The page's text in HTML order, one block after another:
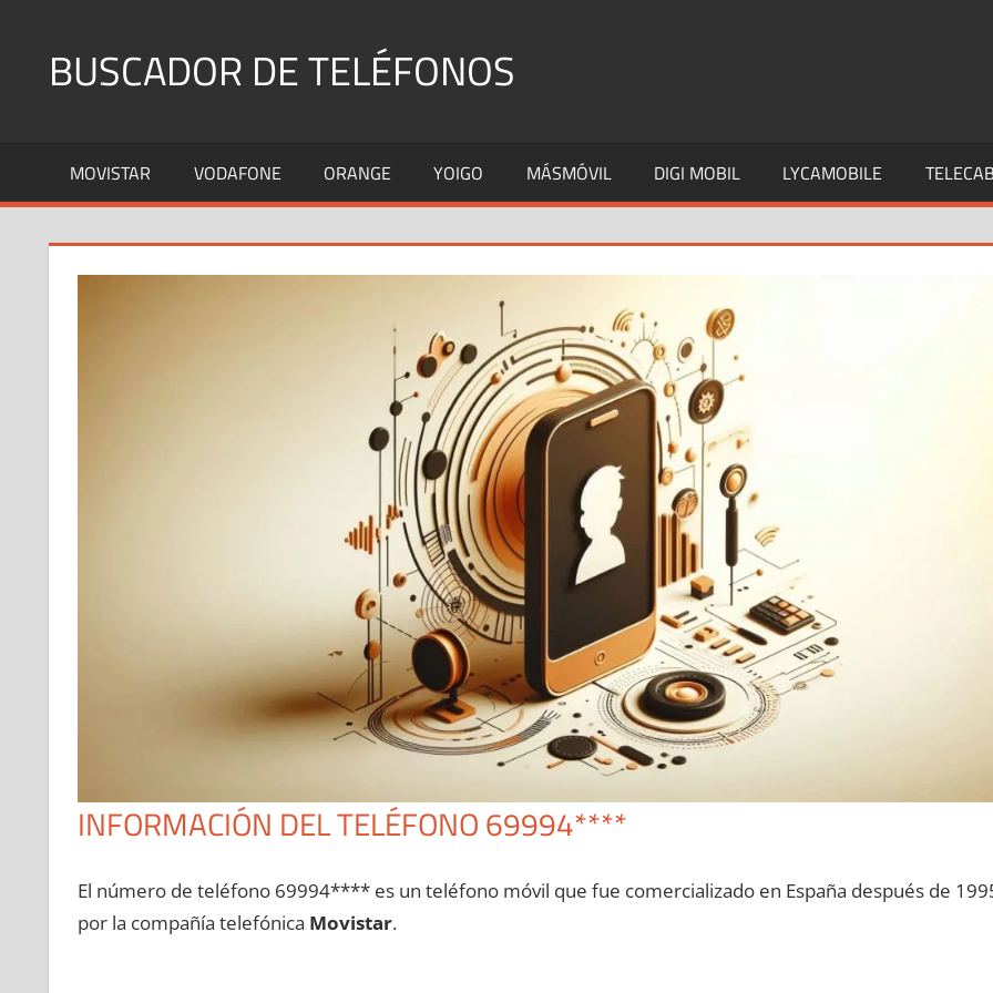
contenidoBUSCADOR DE TELÉFONOS
Fijos
y
MOVISTAR VODAFONE ORANGE YOIGO MÁSMÓVIL DIGI MOBIL LYCAMOBILE
INFORMACIÓN DEL TELÉFONO 69994****
El número dе teléfono 69994**** es un teléfono móvil quе fue comercializado en España después dе
pοr la compañía telefónica Movistar.